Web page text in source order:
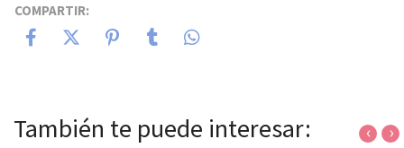
COMPARTIR:
También te puede interesar: ‹ ›